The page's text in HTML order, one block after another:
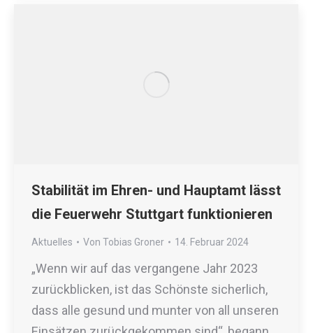
Stabilität im Ehren- und Hauptamt lässt
die Feuerwehr Stuttgart funktionieren
Aktuelles Von Tobias Groner 14. Februar 2024
„Wenn wir auf das vergangene Jahr 2023
zurückblicken, ist das Schönste sicherlich,
dass alle gesund und munter von all unseren